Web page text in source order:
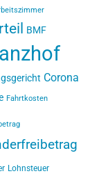
BMF
Corona
Fahrtkosten
Lohnsteuer